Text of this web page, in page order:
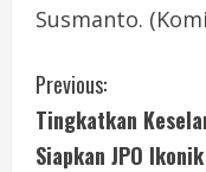
Susmanto.
C
o
Previous:
Tingkatkan
Siapkan JPO